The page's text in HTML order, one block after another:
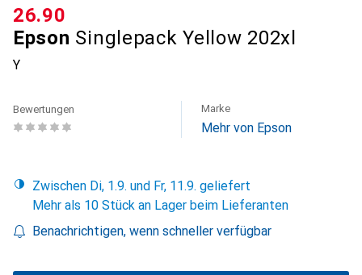
Epson Singlepack Yellow 202xl
Y
CHF
26.90
Bewertungen Marke
Mehr von Epson
Zwischen Di, 1.9. und Fr, 11.9. geliefert
Mehr als 10 Stück an Lager beim Lieferanten
Benachrichtigen, wenn schneller verfügbar